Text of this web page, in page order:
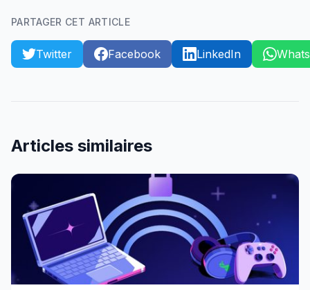
PARTAGER CET ARTICLE
Twitter Facebook LinkedIn
Articles similaires